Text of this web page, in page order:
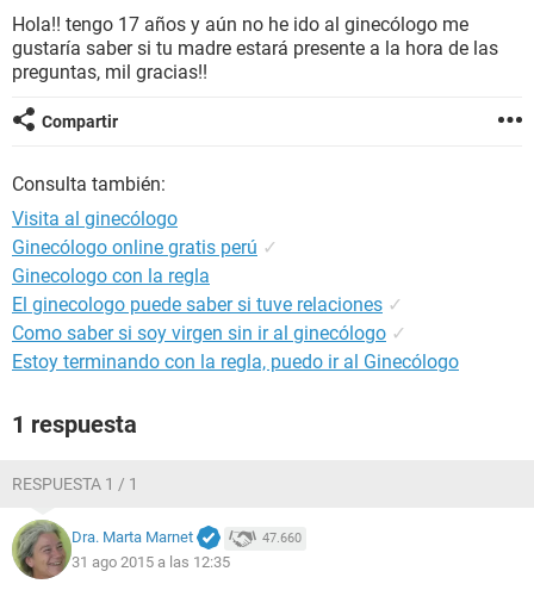
BIENESTAR
Hola!! tengo 17 años y aún no he ido al ginecólogo me
gustaría saber si tu madre estará presente a la hora de las
preguntas, mil gracias!!
Compartir
Consulta también:
Visita al ginecólogo
Ginecólogo online gratis perú ✓
Ginecologo con la regla
El ginecologo puede saber si tuve relaciones ✓
Como saber si soy virgen sin ir al ginecólogo ✓
Estoy terminando con la regla, puedo ir al Ginecólogo
1 respuesta
RESPUESTA 1 / 1
Dra. Marta Marnet 47.660
31 ago 2015 a las 12:35